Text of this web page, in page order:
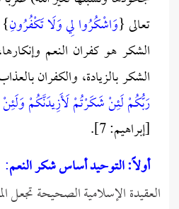
تعالى {وَاشْكُرُوا لِي وَلَا تَكْفُرُونِ
الشكر هو كفران النعم
الشكر بالزيادة، والكفران
رَبُّكُمْ لَئِنْ شَكَرْتُمْ لَأَزِيدَنَّكُمْ
[إبراهيم: 7].
أولاً: التوحيد أساس شكر النعم:
العقيدة الإسلامية الصحيحة تجعل